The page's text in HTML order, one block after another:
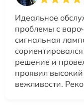
Идеальное
проблемы с
сигнальная
решение и
проявил
вежливости.